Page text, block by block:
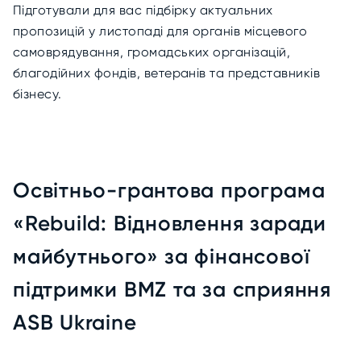
Підготували для вас підбірку актуальних
пропозицій у листопаді для органів місцевого
самоврядування, громадських організацій,
благодійних фондів, ветеранів та представників
бізнесу.
Освітньо-грантова програма
«Rebuild: Відновлення заради
майбутнього» за фінансової
підтримки BMZ та за сприяння
ASB Ukraine